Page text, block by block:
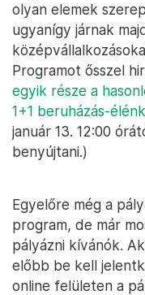
olyan elemek
ugyanígy járnak
Programot ősszel
egyik része a
1+1 beruházás-
január 13. 12:00
benyújtani.)
Egyelőre még a
program, de már
pályázni kívánók.
előbb be kell
online felületen a